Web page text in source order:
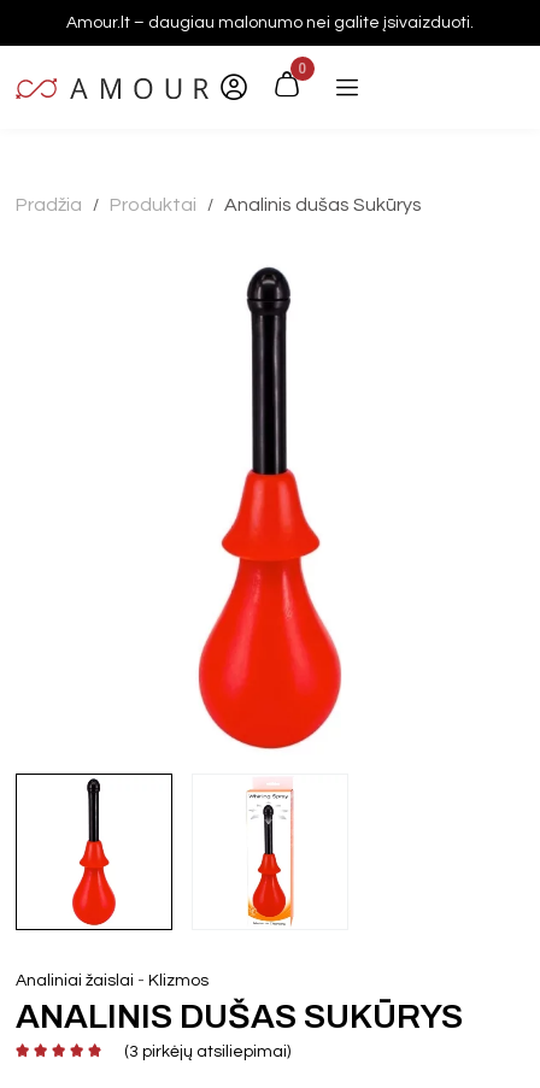
Amour.lt – daugiau malonumo nei galite įsivaizduoti.
0
Pradžia / Produktai / Analinis dušas Sukūrys
Analiniai žaislai -Klizmos
ANALINIS DUŠAS SUKŪRYS
(3 pirkėjų atsiliepimai)